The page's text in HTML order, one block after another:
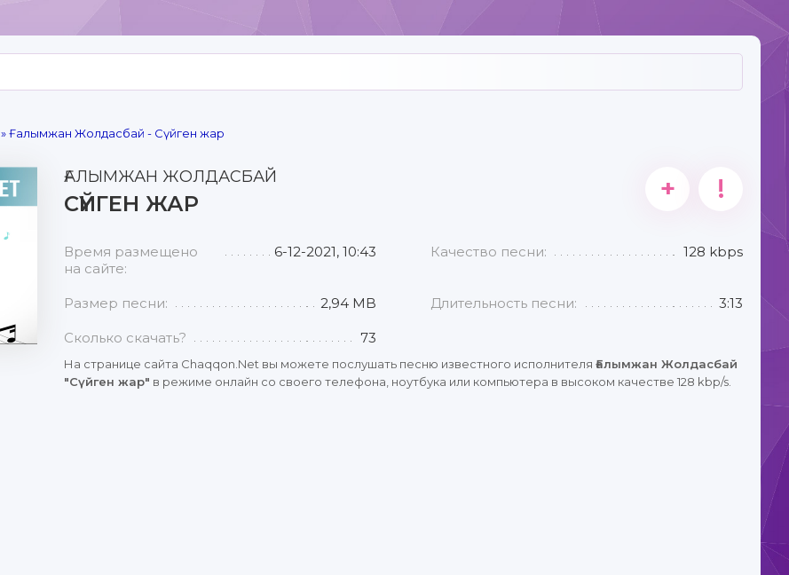
» Ғалымжан Жолдасбай - Сүйген жар
ҒАЛЫМЖАН ЖОЛДАСБАЙ
СҮЙГЕН ЖАР + !
Время размещено
на сайте:
6-12-2021, 10:43 Качество песни: 128 kbps
Размер песни: 2,94 MB Длительность песни: 3:13
Сколько скачать? 73
На странице сайта Chaqqon.Net вы можете послушать песню известного исполнителя Ғалымжан Жолдасбай
"Сүйген жар" в режиме онлайн со своего телефона, ноутбука или компьютера в высоком качестве 128 kbp/s.